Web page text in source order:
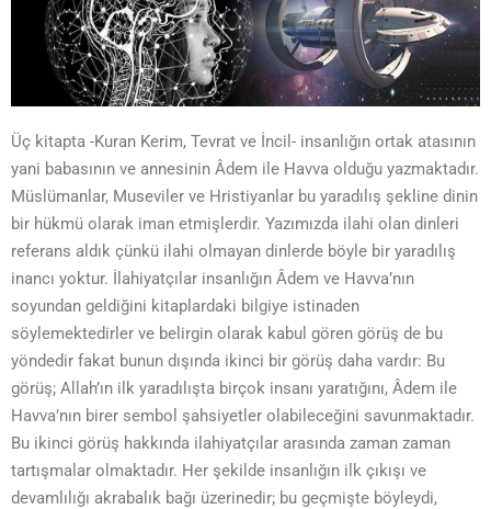
Üç kitapta -Kuran Kerim, Tevrat ve İncil- insanlığın ortak atasının
yani babasının ve annesinin Âdem ile Havva olduğu yazmaktadır.
Müslümanlar, Museviler ve Hristiyanlar bu yaradılış şekline dinin
bir hükmü olarak iman etmişlerdir. Yazımızda ilahi olan dinleri
referans aldık çünkü ilahi olmayan dinlerde böyle bir yaradılış
inancı yoktur. İlahiyatçılar insanlığın Âdem ve Havva’nın
soyundan geldiğini kitaplardaki bilgiye istinaden
söylemektedirler ve belirgin olarak kabul gören görüş de bu
yöndedir fakat bunun dışında ikinci bir görüş daha vardır: Bu
görüş; Allah’ın ilk yaradılışta birçok insanı yaratığını, Âdem ile
Havva’nın birer sembol şahsiyetler olabileceğini savunmaktadır.
Bu ikinci görüş hakkında ilahiyatçılar arasında zaman zaman
tartışmalar olmaktadır. Her şekilde insanlığın ilk çıkışı ve
devamlılığı akrabalık bağı üzerinedir; bu geçmişte böyleydi,